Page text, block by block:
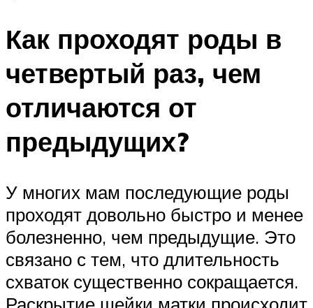
Как проходят роды в
четвертый раз, чем
отличаются от
предыдущих?
У многих мам последующие роды
проходят довольно быстро и менее
болезненно, чем предыдущие. Это
связано с тем, что длительность
схваток существенно сокращается.